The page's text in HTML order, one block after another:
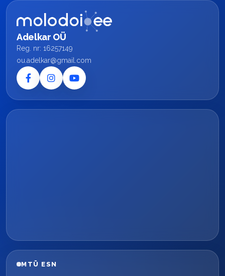
Adelkar OÜ
Reg. nr: 16257149
ou.adelkar@gmail.com
MTÜ ESN